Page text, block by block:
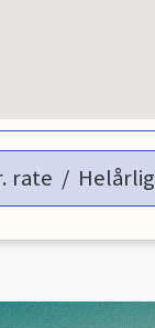
rate / Helårlig